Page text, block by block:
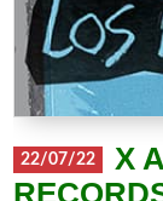
22/07/22
X